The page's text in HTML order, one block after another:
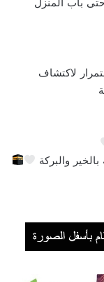
لاكتشاف
والبركة